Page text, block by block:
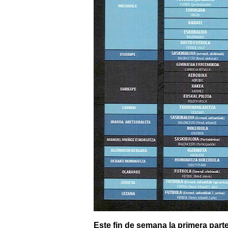
Este fin de semana la primera